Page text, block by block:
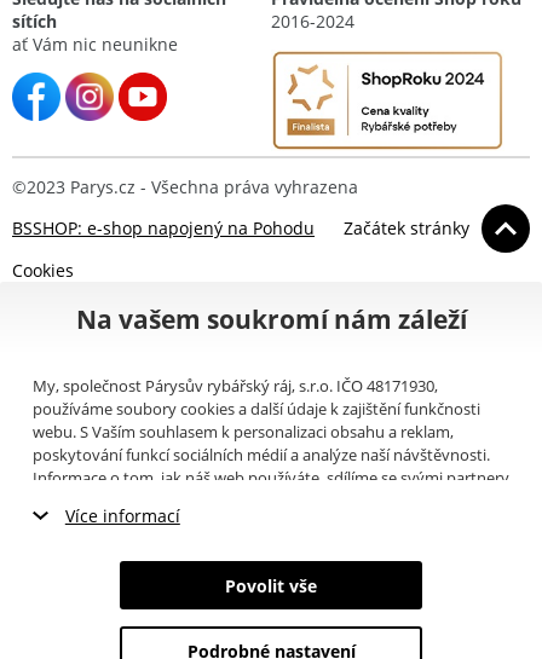
sítích
ať Vám nic neunikne
2016-2024
©2023 Parys.cz - Všechna práva vyhrazena
BSSHOP: e-shop napojený na Pohodu
Začátek stránky
Cookies
Na vašem soukromí nám záleží
My, společnost Párysův rybářský ráj, s.r.o. IČO 48171930,
používáme soubory cookies a další údaje k zajištění funkčnosti
webu. S Vaším souhlasem k personalizaci obsahu a reklam,
poskytování funkcí sociálních médií a analýze naší návštěvnosti.
Informace o tom, jak náš web používáte, sdílíme se svými partnery
můžete přečíst, jak tyto informace Google používá. Partneři tyto
poskytli nebo které získali v důsledku toho, že používáte jejich
služby. Tyto údaje zahrnují cookies, data z dalších úložišť, IP
adresu a další informace spojené s prohlížením webu. Svůj souhlas
Více informací
Nezbytné cookies
Marketingové cookies
Povolit vše
Podrobné nastavení